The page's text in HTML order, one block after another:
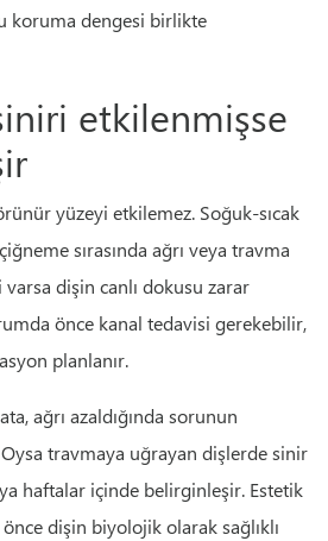
koruma dengesi birlikte
etkilenmişse
yüzeyi etkilemez. Soğuk-sıcak
sırasında ağrı veya travma
dişin canlı dokusu zarar
önce kanal tedavisi gerekebilir,
planlanır.
ağrı azaldığında sorunun
travmaya uğrayan dişlerde sinir
haftalar içinde belirginleşir. Estetik
dişin biyolojik olarak sağlıklı